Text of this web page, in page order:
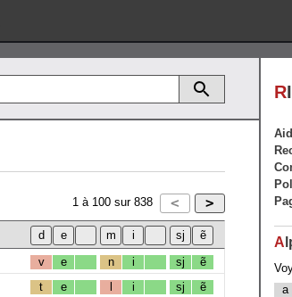
1 à 100 sur 838
v e n i sj ẽ
t e l i sj ẽ
R
A
a